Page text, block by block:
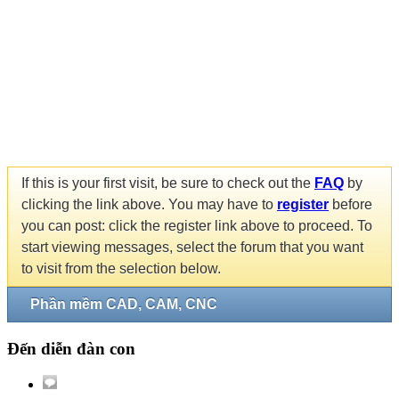
If this is your first visit, be sure to check out the FAQ by
clicking the link above. You may have to register before
you can post: click the register link above to proceed. To
start viewing messages, select the forum that you want
to visit from the selection below.
Phần mềm CAD, CAM, CNC
Đến diễn đàn con